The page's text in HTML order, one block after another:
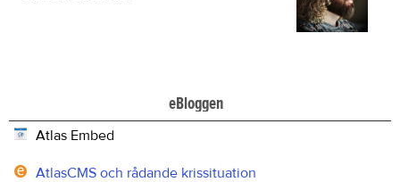
eBloggen
Atlas Embed
AtlasCMS och rådande krissituation